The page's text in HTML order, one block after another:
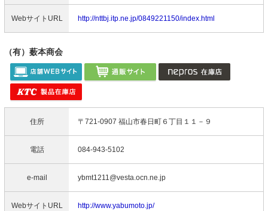
WebサイトURL http://nttbj.itp.ne.jp/0849221150/index.html
（有）薮本商会
住所 〒721-0907 福山市春日町６丁目１１－９
電話 084-943-5102
e-mail ybmt1211@vesta.ocn.ne.jp
WebサイトURL http://www.yabumoto.jp/